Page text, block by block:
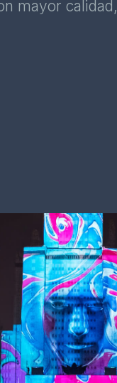
mayor calidad,